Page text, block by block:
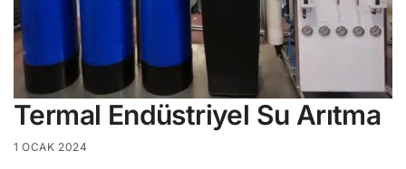
Termal Endüstriyel Su Arıtma
1 OCAK 2024